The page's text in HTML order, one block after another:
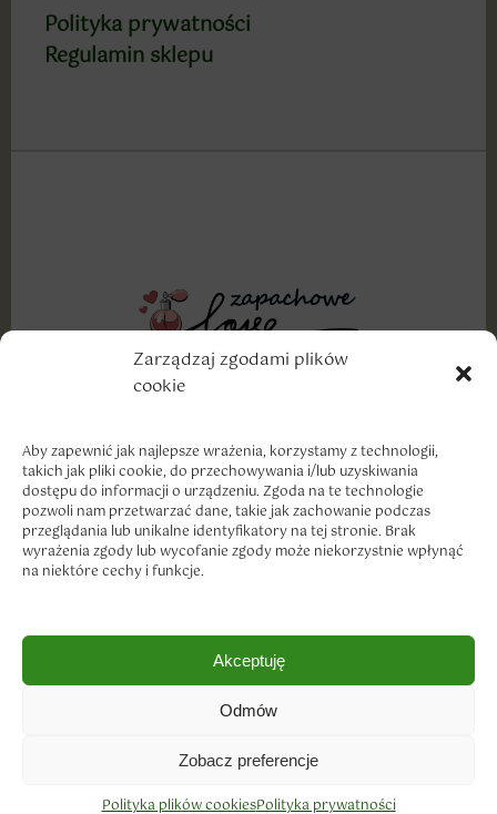
Zarządzaj zgodami plików
cookie
Aby zapewnić jak najlepsze wrażenia, korzystamy z technologii,
takich jak pliki cookie, do przechowywania i/lub uzyskiwania
dostępu do informacji o urządzeniu. Zgoda na te technologie
pozwoli nam przetwarzać dane, takie jak zachowanie podczas
przeglądania lub unikalne identyfikatory na tej stronie. Brak
wyrażenia zgody lub wycofanie zgody może niekorzystnie wpłynąć
na niektóre cechy i funkcje.
Akceptuję
Odmów
Zobacz preferencje
Polityka plików cookiesPolityka prywatności
Polityka prywatności
Regulamin sklepu
szacunkiem.
Dostawa i płatność
Zwroty i reklamacje
Polityka prywatności
Regulamin sklepu